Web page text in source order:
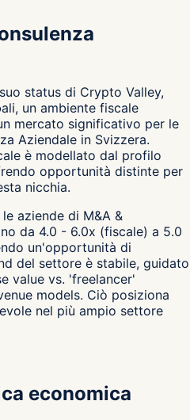
status di Crypto Valley,
un ambiente fiscale
mercato significativo per le
Aziendale in Svizzera.
è modellato dal profilo
opportunità distinte per
nicchia.
aziende di M&A &
da 4.0 - 6.0x (fiscale) a 5.0
un'opportunità di
del settore è stabile, guidato
value vs. 'freelancer'
models. Ciò posiziona
nel più ampio settore
economica